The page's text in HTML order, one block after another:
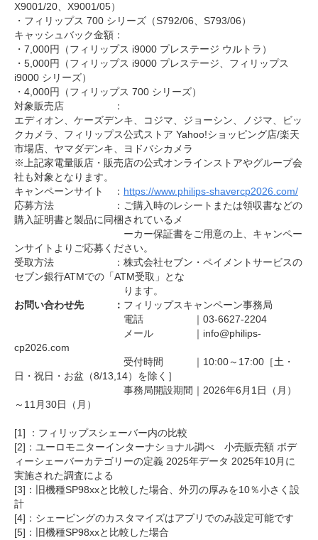
X9001/20、X9001/05）
・フィリップス 700 シリーズ（S792/06、S793/06）
キャッシュバック金額：
・7,000円（フィリップス i9000 プレステージ ウルトラ）
・5,000円（フィリップス i9000 プレステージ、フィリップス
i9000 シリーズ）
・4,000円（フィリップス 700 シリーズ）
対象販売店 ：
エディオン、ケーズデンキ、コジマ、ジョーシン、ノジマ、ビッ
クカメラ、フィリップス公式ストア Yahoo!ショッピング店/楽天
市場店、ヤマダデンキ、ヨドバシカメラ
※上記家電量販店・販売店の公式オンラインストアやグループ会
社も対象となります。
キャンペーンサイト ： https://www.philips-shavercp2026.com/
応募方法 ：ご購入時のレシートまたは領収書などの
購入証明書と製品に同梱されているメ
ーカー保証書をご用意の上、キャンペー
ンサイトよりご応募ください。
受取方法 ：株式会社セブン・ペイメントサービスの
セブン銀行ATMでの「ATM受取」とな
ります。
お問い合わせ先 ： フィリップスキャンペーン事務局
電話 ｜03-6627-2204
メール ｜info@philips-
cp2026.com
受付時間 ｜10:00～17:00［土・
日・祝日・お盆（8/13,14）を除く］
事務局開設期間｜2026年6月1日（月）
～11月30日（月）
[1] ：フィリップスシェーバー内の比較
[2]：ユーロモニターインターナショナル調べ 小売販売額 ボデ
ィーシェーバーカテゴリーの定義 2025年データ 2025年10月に
実施された調査による
[3]：旧機種SP98xxと比較した場合、外刃の厚みを10％小さく設
計
[4]：シェービングのカスタマイズはアプリでのみ設定可能です
[5]：旧機種SP98xxと比較した場合